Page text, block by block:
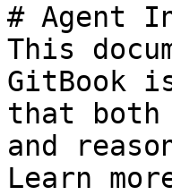
# Agent
This
GitBook
that both
and
Learn